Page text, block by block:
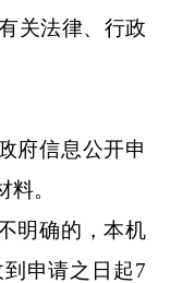
关法律、行政
府信息公开申
。
明确的，本机
申请之日起7